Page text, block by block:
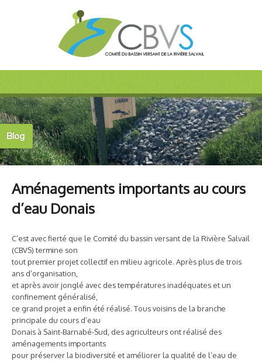
Blog
Aménagements importants au cours
d’eau Donais
C’est avec fierté que le Comité du bassin versant de la Rivière Salvail
(CBVS) termine son
tout premier projet collectif en milieu agricole. Après plus de trois
ans d’organisation,
et après avoir jonglé avec des températures inadéquates et un
confinement généralisé,
ce grand projet a enfin été réalisé. Tous voisins de la branche
principale du cours d’eau
Donais à Saint-Barnabé-Sud, des agriculteurs ont réalisé des
aménagements importants
pour préserver la biodiversité et améliorer la qualité de l’eau de